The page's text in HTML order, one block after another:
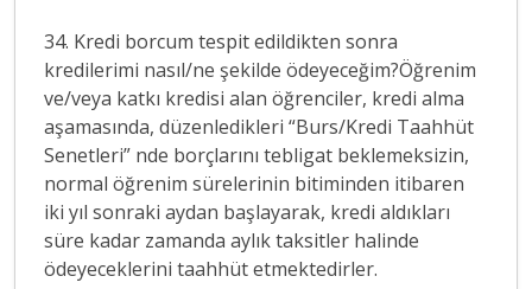
34. Kredi borcum tespit edildikten sonra
kredilerimi nasıl/ne şekilde ödeyeceğim?Öğrenim
ve/veya katkı kredisi alan öğrenciler, kredi alma
aşamasında, düzenledikleri “Burs/Kredi Taahhüt
Senetleri” nde borçlarını tebligat beklemeksizin,
normal öğrenim sürelerinin bitiminden itibaren
iki yıl sonraki aydan başlayarak, kredi aldıkları
süre kadar zamanda aylık taksitler halinde
ödeyeceklerini taahhüt etmektedirler.